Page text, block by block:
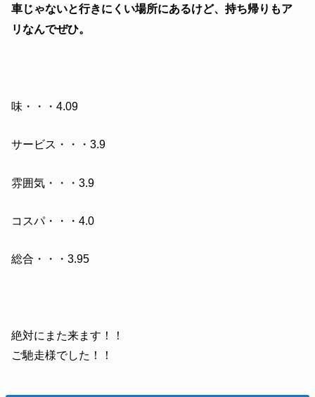
車じゃないと行きにくい場所にあるけど、持ち帰りもア
リなんでぜひ。
味・・・4.09
サービス・・・3.9
雰囲気・・・3.9
コスパ・・・4.0
総合・・・3.95
絶対にまた来ます！！
ご馳走様でした！！